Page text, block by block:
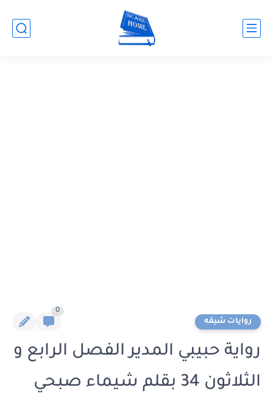
روايات شيقه
0
رواية حبيبي المدير الفصل الرابع و
الثلاثون 34 بقلم شيماء صبحي